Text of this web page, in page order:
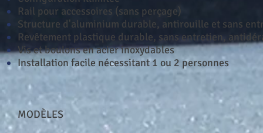
Rail pour accessoires (sans perçage)
Structure d'aluminium durable, antirouille et sans
Revêtement plastique durable, sans entretien,
Vis et boulons en acier inoxydables
Installation facile nécessitant 1 ou 2 personnes
MODÈLES